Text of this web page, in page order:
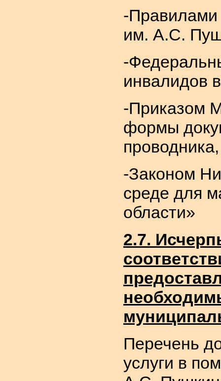
-
им. А.С.
-
инвалидов
-Приказом
формы
-Законом
среде для
области»
2.7.
Перечень
услуги в